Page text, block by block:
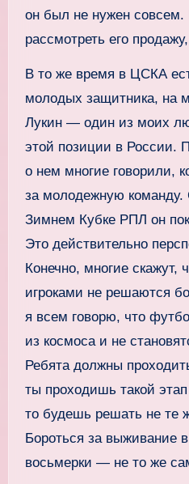
он был не нужен
рассмотреть его
В то же время в ЦСКА
молодых защитника, на
Лукин — один из моих
этой позиции в России.
о нем многие говорили,
за молодежную команду.
Зимнем Кубке РПЛ он
Это действительно
Конечно, многие
игроками не решаются
я всем говорю, что
из космоса и не
Ребята должны
ты проходишь такой этап
то будешь решать не те
Бороться за выживание
восьмерки — не то же